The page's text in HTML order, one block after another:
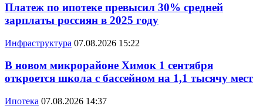
Платеж по ипотеке превысил 30% средней
зарплаты россиян в 2025 году
Инфраструктура 07.08.2026 15:22
В новом микрорайоне Химок 1 сентября
откроется школа с бассейном на 1,1 тысячу мест
Ипотека 07.08.2026 14:37